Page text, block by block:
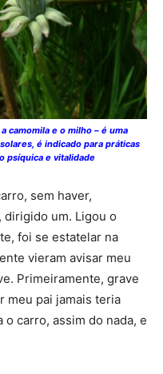
camomila e o milho – é uma
é indicado para práticas
psíquica e vitalidade
sem haver,
dirigido um. Ligou o
foi se estatelar na
vieram avisar meu
Primeiramente, grave
meu pai jamais teria
carro, assim do nada, e